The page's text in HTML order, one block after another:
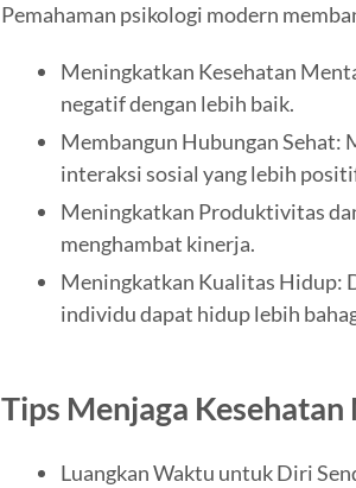
Pemahaman psikologi modern
Meningkatkan Kesehatan
negatif dengan lebih baik.
Membangun Hubungan Sehat:
interaksi sosial yang lebih
Meningkatkan Produktivitas
menghambat kinerja.
Meningkatkan Kualitas Hidup:
individu dapat hidup lebih
Tips Menjaga
Luangkan Waktu untuk Diri